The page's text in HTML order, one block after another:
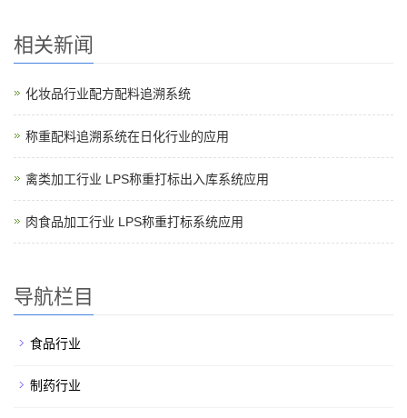
相关新闻
化妆品行业配方配料追溯系统
称重配料追溯系统在日化行业的应用
禽类加工行业 LPS称重打标出入库系统应用
肉食品加工行业 LPS称重打标系统应用
导航栏目
食品行业
制药行业